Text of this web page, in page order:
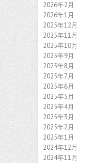
2026年2月
2026年1月
2025年12月
2025年11月
2025年10月
2025年9月
2025年8月
2025年7月
2025年6月
2025年5月
2025年4月
2025年3月
2025年2月
2025年1月
2024年12月
2024年11月